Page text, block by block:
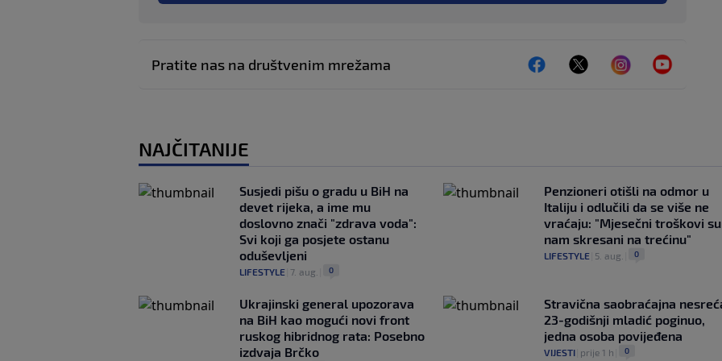
Pratite nas na društvenim mrežama
NAJČITANIJE
Susjedi pišu o gradu u BiH na
devet rijeka, a ime mu
doslovno znači "zdrava voda":
Svi koji ga posjete ostanu
oduševljeni
LIFESTYLE 7. aug. 0
Penzioneri otišli na odmor u
Italiju i odlučili da se više ne
vraćaju: "Mjesečni troškovi su
nam skresani na trećinu"
LIFESTYLE| 5. aug. 0
Ukrajinski general upozorava
na BiH kao mogući novi front
ruskog hibridnog rata: Posebno
izdvaja Brčko
Stravična saobraćajna
23-godišnji mladić poginuo,
jedna osoba povijeđena
VIJESTI| prije 1 h 0